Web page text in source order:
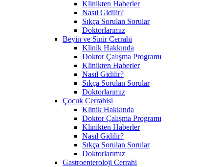
Klinikten Haberler
Nasıl Gidilir?
Sıkça Sorulan Sorular
Doktorlarımız
Beyin ve Sinir Cerrahi
Klinik Hakkında
Doktor Çalışma Programı
Klinikten Haberler
Nasıl Gidilir?
Sıkça Sorulan Sorular
Doktorlarımız
Çocuk Cerrahisi
Klinik Hakkında
Doktor Çalışma Programı
Klinikten Haberler
Nasıl Gidilir?
Sıkça Sorulan Sorular
Doktorlarımız
Gastroenteroloji Cerrahi